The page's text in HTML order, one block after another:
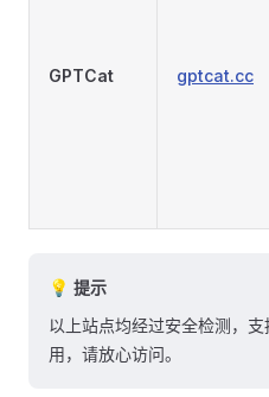
GPTCat gptcat.cc
💡 提示
以上站点均经过安全检测，
用，请放心访问。